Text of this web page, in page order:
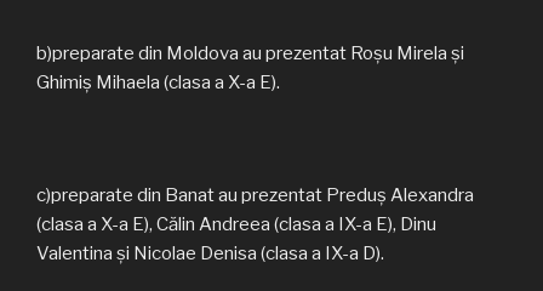
b)preparate din Moldova au prezentat Roșu Mirela și
Ghimiș Mihaela (clasa a X-a E).
c)preparate din Banat au prezentat Preduș Alexandra
(clasa a X-a E), Călin Andreea (clasa a IX-a E), Dinu
Valentina și Nicolae Denisa (clasa a IX-a D).